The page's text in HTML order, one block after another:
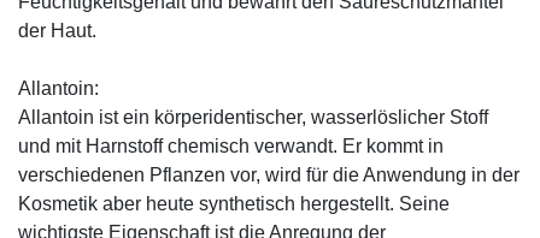
der Haut.
Allantoin:
Allantoin ist ein körperidentischer, wasserlöslicher Stoff
und mit Harnstoff chemisch verwandt. Er kommt in
verschiedenen Pflanzen vor, wird für die Anwendung in der
Kosmetik aber heute synthetisch hergestellt. Seine
wichtigste Eigenschaft ist die Anregung der